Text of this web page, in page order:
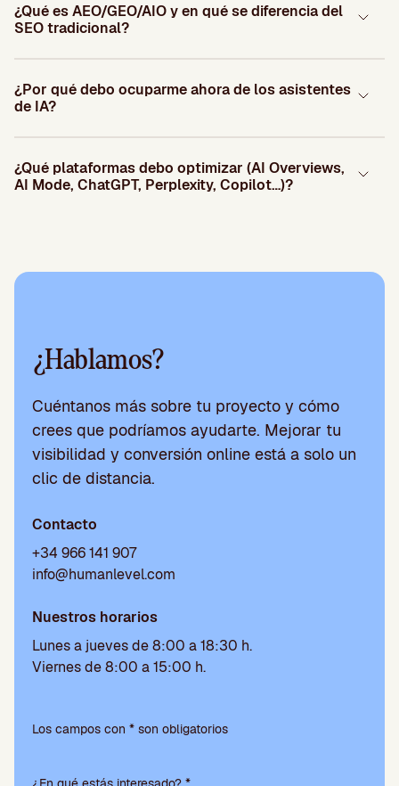
¿Qué es AEO/GEO/AIO y en qué se diferencia del
SEO tradicional?
¿Por qué debo ocuparme ahora de los asistentes
de IA?
¿Qué plataformas debo optimizar (AI Overviews,
AI Mode, ChatGPT, Perplexity, Copilot…)?
¿Hablamos?
Cuéntanos más sobre tu proyecto y cómo
crees que podríamos ayudarte. Mejorar tu
visibilidad y conversión online está a solo un
clic de distancia.
Contacto
+34 966 141 907
info@humanlevel.com
Nuestros horarios
Lunes a jueves de 8:00 a 18:30 h.
Viernes de 8:00 a 15:00 h.
o
Los campos con * son obligatorios